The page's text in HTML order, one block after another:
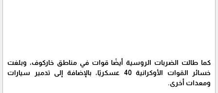
كما طالت الضربات الروسية أيضًا قوات في مناطق خاركوف، وبلغت
خسائر القوات الأوكرانية 40 عسكريًا، بالإضافة إلى تدمير سيارات
ومعدات أخرى.